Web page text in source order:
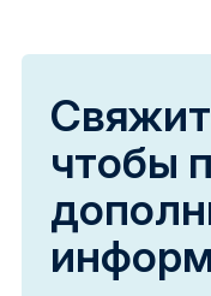
чтобы